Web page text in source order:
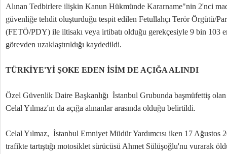
Alınan Tedbirlere ilişkin Kanun Hükmünde Kararname"nin 2'nci
güvenliğe tehdit oluşturduğu tespit edilen Fetullahçı Terör Örgütü/
(FETÖ/PDY) ile iltisakı veya irtibatı olduğu gerekçesiyle 9 bin 103
görevden uzaklaştırıldığı kaydedildi.
TÜRKİYE'Yİ ŞOKE EDEN İSİM DE AÇIĞA ALINDI
Özel Güvenlik Daire Başkanlığı İstanbul Grubunda başmüfettiş
Celal Yılmaz'ın da açığa alınanlar arasında olduğu belirtildi.
Celal Yılmaz, İstanbul Emniyet Müdür Yardımcısı iken 17 Ağustos
trafikte tartıştığı motosiklet sürücüsü Ahmet Sülüşoğlu'nu vurarak